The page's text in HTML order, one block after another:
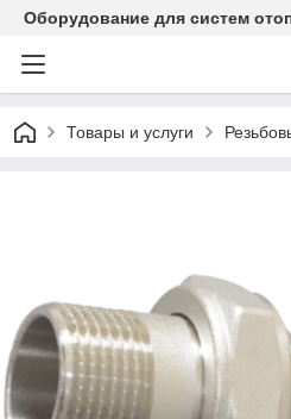
Оборудование для систем
Товары и услуги